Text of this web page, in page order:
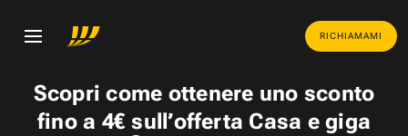
RICHIAMAMI
Scopri come ottenere uno sconto
fino a 4€ sull’offerta Casa egiga